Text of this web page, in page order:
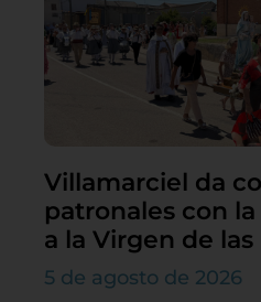
Villamarciel da
patronales con
a la Virgen de las
5 de agosto de 2026